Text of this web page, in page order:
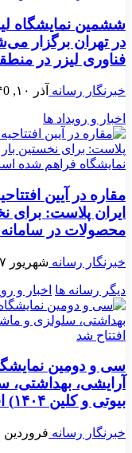
در تهران برگزار
فناوری لیزر در
خبرنگار رسانه آذر ۱۰, ۱۴۰۴ 0
اخبار و رویداد ها
مقاره در آیین
ایران‌ پلاست: برای
محصولات در
خبرنگار رسانه شهریور ۱۷, ۱۴۰۴
دیگر رسانه ها اخبار و
سی و دومین
آرایشی، بهداشتی،
بیوتی و کلین ۱۴۰۴) افتتاح شد
خبرنگار رسانه فروردین ۲۱, ۱۴۰۴